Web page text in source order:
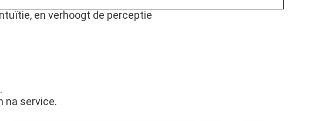
en verhoogt de perceptie
na service.